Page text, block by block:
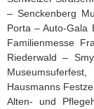
– Senckenberg
Porta – Auto-Gala
Familienmesse
Riederwald –
Hausmanns
Alten- und